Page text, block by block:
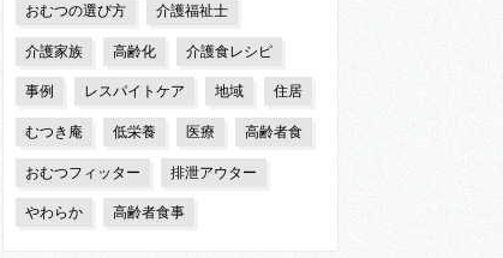
おむつの選び方 介護福祉士
介護家族 高齢化 介護食レシピ
事例 レスパイトケア 地域 住居
むつき庵 低栄養 医療 高齢者食
おむつフィッター 排泄アウター
やわらか 高齢者食事